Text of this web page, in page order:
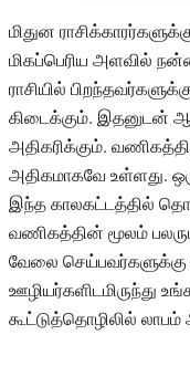
மிதுன
மிகப்பெரிய அளவில்
ராசியில்
கிடைக்கும். இதனுடன்
அதிகரிக்கும்.
அதிகமாகவே உள்ளது.
இந்த காலகட்டத்தில்
வணிகத்தின் மூலம்
வேலை செய்பவர்களுக்கு
ஊழியர்களிடமிருந்து
கூட்டுத்தொழிலில் லாபம்